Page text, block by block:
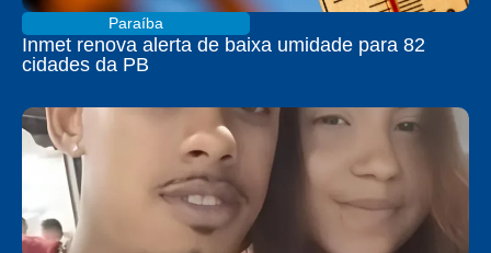
Paraíba
Inmet renova alerta de baixa umidade para 82
cidades da PB